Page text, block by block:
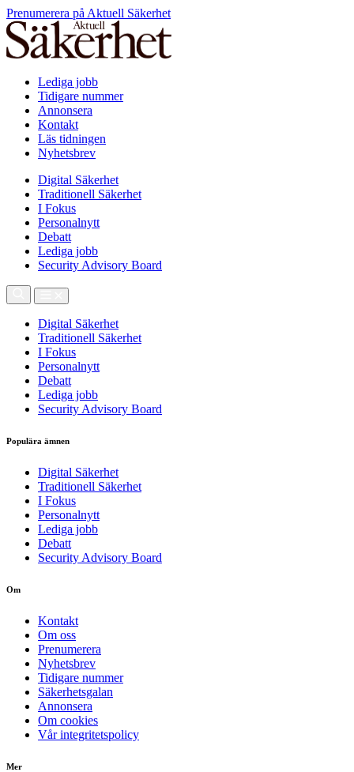
Prenumerera på Aktuell Säkerhet
Lediga jobb
Tidigare nummer
Annonsera
Kontakt
Läs tidningen
Nyhetsbrev
Digital Säkerhet
Traditionell Säkerhet
I Fokus
Personalnytt
Debatt
Lediga jobb
Security Advisory Board
Digital Säkerhet
Traditionell Säkerhet
I Fokus
Personalnytt
Debatt
Lediga jobb
Security Advisory Board
Populära ämnen
Digital Säkerhet
Traditionell Säkerhet
I Fokus
Personalnytt
Lediga jobb
Debatt
Security Advisory Board
Om
Kontakt
Om oss
Prenumerera
Nyhetsbrev
Tidigare nummer
Säkerhetsgalan
Annonsera
Om cookies
Vår integritetspolicy
Mer